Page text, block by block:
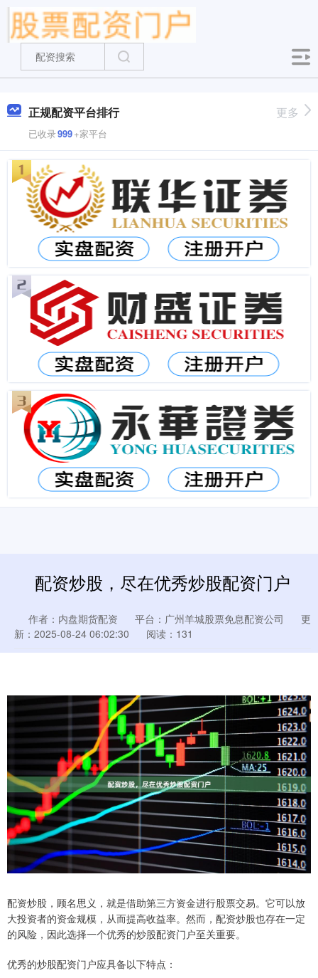
正规配资平台排行
已收录999+家平台
更多
配资炒股，尽在优秀炒股配资门户
作者：内盘期货配资 平台：广州羊城股票免息配资公司
更
新：2025-08-24 06:02:30
阅读：131
配资炒股，顾名思义，就是借助第三方资金进行股票交易。它可以放
大投资者的资金规模，从而提高收益率。然而，配资炒股也存在一定
的风险，因此选择一个优秀的炒股配资门户至关重要。
优秀的炒股配资门户应具备以下特点：